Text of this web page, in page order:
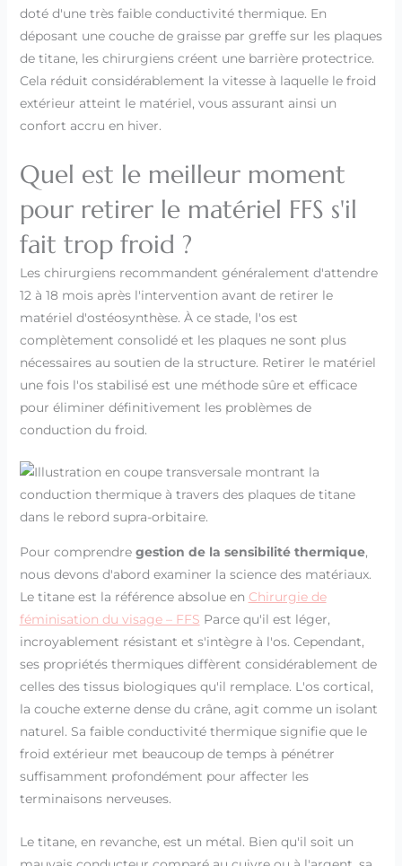
doté d'une très faible conductivité thermique. En
déposant une couche de graisse par greffe sur les plaques
de titane, les chirurgiens créent une barrière protectrice.
Cela réduit considérablement la vitesse à laquelle le froid
extérieur atteint le matériel, vous assurant ainsi un
confort accru en hiver.
Quel est le meilleur moment
pour retirer le matériel FFS s'il
fait trop froid ?
Les chirurgiens recommandent généralement d'attendre
12 à 18 mois après l'intervention avant de retirer le
matériel d'ostéosynthèse. À ce stade, l'os est
complètement consolidé et les plaques ne sont plus
nécessaires au soutien de la structure. Retirer le matériel
une fois l'os stabilisé est une méthode sûre et efficace
pour éliminer définitivement les problèmes de
conduction du froid.
Pour comprendre gestion de la sensibilité thermique,
nous devons d'abord examiner la science des matériaux.
Le titane est la référence absolue en Chirurgie de
féminisation du visage – FFS Parce qu'il est léger,
incroyablement résistant et s'intègre à l'os. Cependant,
ses propriétés thermiques diffèrent considérablement de
celles des tissus biologiques qu'il remplace. L'os cortical,
la couche externe dense du crâne, agit comme un isolant
naturel. Sa faible conductivité thermique signifie que le
froid extérieur met beaucoup de temps à pénétrer
suffisamment profondément pour affecter les
terminaisons nerveuses.
Le titane, en revanche, est un métal. Bien qu'il soit un